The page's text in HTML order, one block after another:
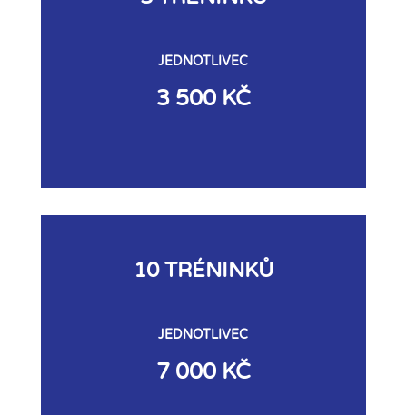
JEDNOTLIVEC
3 500 KČ
10 TRÉNINKŮ
JEDNOTLIVEC
7 000 KČ